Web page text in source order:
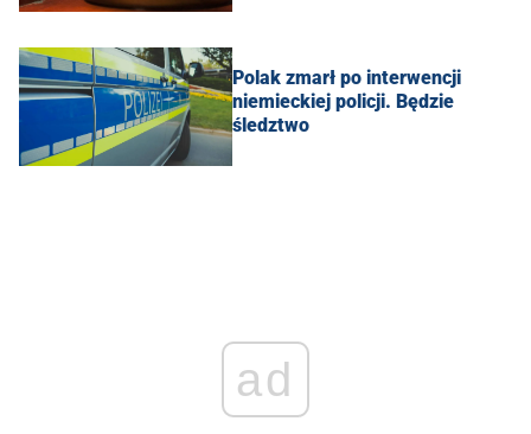
Polak zmarł po interwencji
niemieckiej policji. Będzie
śledztwo
ad